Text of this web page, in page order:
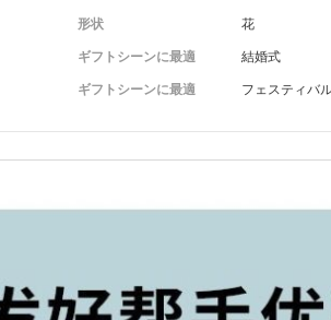
形状 花
ギフトシーンに最適 結婚式
ギフトシーンに最適 フェスティバ